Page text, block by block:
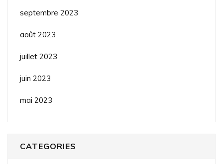
septembre 2023
août 2023
juillet 2023
juin 2023
mai 2023
CATEGORIES